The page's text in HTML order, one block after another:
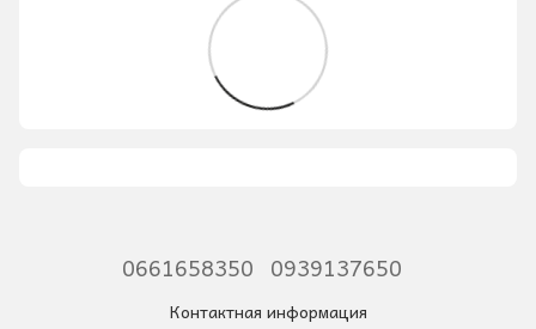
0661658350 0939137650
Контактная информация